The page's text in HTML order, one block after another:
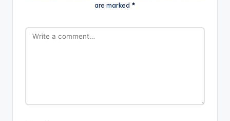
are marked *